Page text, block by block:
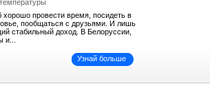
провести время, посидеть в
пообщаться с друзьями. И лишь
стабильный доход. В Белоруссии,
и...
Узнай больше